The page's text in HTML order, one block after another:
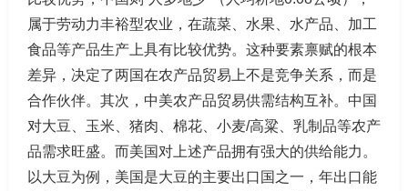
属于劳动力丰裕型农业，在蔬菜、水果、水产品、加工
食品等产品生产上具有比较优势。这种要素禀赋的根本
差异，决定了两国在农产品贸易上不是竞争关系，而是
合作伙伴。其次，中美农产品贸易供需结构互补。中国
对大豆、玉米、猪肉、棉花、小麦/高粱、乳制品等农产
品需求旺盛。而美国对上述产品拥有强大的供给能力。
以大豆为例，美国是大豆的主要出口国之一，年出口能